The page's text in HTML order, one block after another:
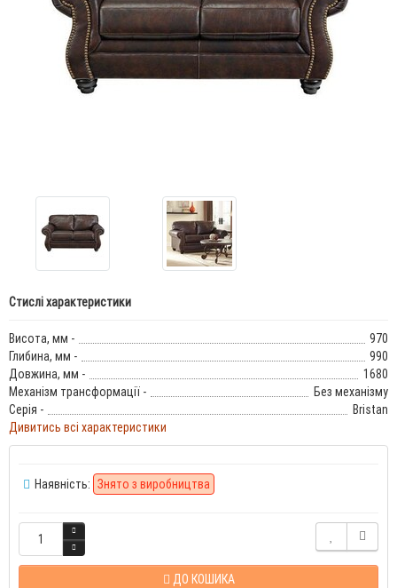
Стислі характеристики
Висота, мм -
970
Глибина, мм -
990
Довжина, мм -
1680
Механізм трансформації -
Без механізму
Серія -
Bristan
Дивитись всі характеристики
Наявність: Знято з виробництва
ДО КОШИКА